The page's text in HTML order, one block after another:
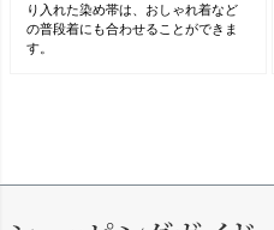
り入れた染め帯は、おしゃれ着など
の普段着にも合わせることができま
す。